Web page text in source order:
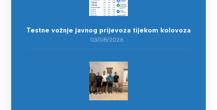
Testne vožnje javnog prijevoza tijekom kolovoza
03/08/2026